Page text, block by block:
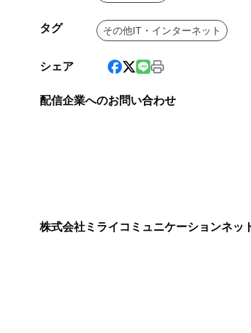
タグ その他IT・インターネット
シェア
配信企業へのお問い合わせ
株式会社ミライコミュニケーションネッ